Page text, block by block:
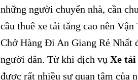
những người chuyển nhà, cần
cầu thuê xe tải tăng cao nên
Chở Hàng Đi An Giang Rẻ Nhất
người dân. Từ khi dịch vụ Xe tải
được rất nhiều sự quan tâm của